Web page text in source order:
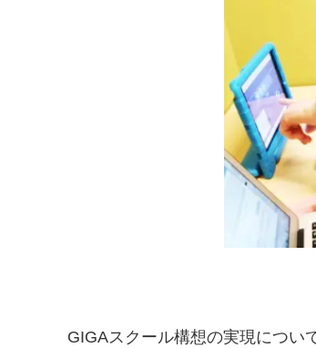
GIGAスクール構想の実現につい